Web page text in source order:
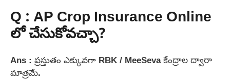
Q : AP Crop Insurance Online
లో చేసుకోవచ్చా?
Ans : ప్రస్తుతం ఎక్కువగా RBK / MeeSeva కేంద్రాల ద్వారా
మాత్రమే.